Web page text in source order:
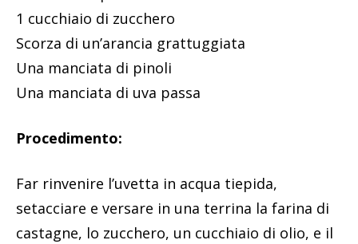
1 cucchiaio di zucchero
Scorza di un’arancia grattuggiata
Una manciata di pinoli
Una manciata di uva passa
Procedimento:
Far rinvenire l’uvetta in acqua tiepida,
setacciare e versare in una terrina la farina di
castagne, lo zucchero, un cucchiaio di olio, e il